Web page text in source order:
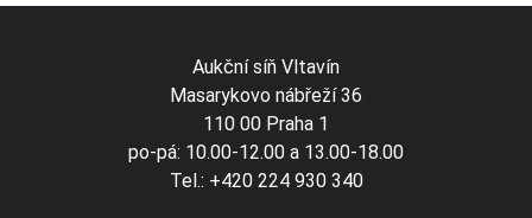
Aukční síň Vltavín
Masarykovo nábřeží 36
110 00 Praha 1
po-pá: 10.00-12.00 a 13.00-18.00
Tel.: +420 224 930 340